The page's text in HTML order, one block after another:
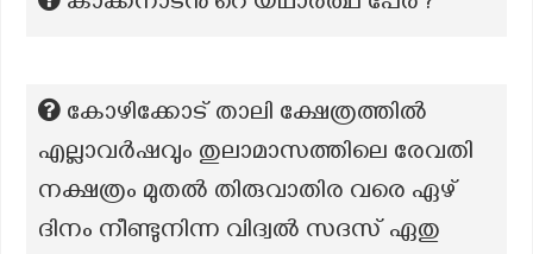
കോഴിക്കോട് താലി ക്ഷേത്രത്തിൽ
എല്ലാവർഷവും തുലാമാസത്തിലെ രേവതി
നക്ഷത്രം മുതൽ തിരുവാതിര വരെ ഏഴ്
ദിനം നീണ്ടുനിന്ന വിദ്വൽ സദസ് ഏതു